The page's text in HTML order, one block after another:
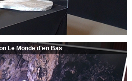
Le Monde d'en Bas